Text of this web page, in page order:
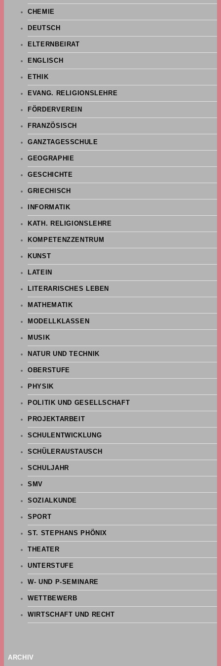
CHEMIE
DEUTSCH
ELTERNBEIRAT
ENGLISCH
ETHIK
EVANG. RELIGIONSLEHRE
FÖRDERVEREIN
FRANZÖSISCH
GANZTAGESSCHULE
GEOGRAPHIE
GESCHICHTE
GRIECHISCH
INFORMATIK
KATH. RELIGIONSLEHRE
KOMPETENZZENTRUM
KUNST
LATEIN
LITERARISCHES LEBEN
MATHEMATIK
MODELLKLASSEN
MUSIK
NATUR UND TECHNIK
OBERSTUFE
PHYSIK
POLITIK UND GESELLSCHAFT
PROJEKTARBEIT
SCHULENTWICKLUNG
SCHÜLERAUSTAUSCH
SCHULJAHR
SMV
SOZIALKUNDE
SPORT
ST. STEPHANS PHÖNIX
THEATER
UNTERSTUFE
W- UND P-SEMINARE
WETTBEWERB
WIRTSCHAFT UND RECHT
ARCHIV